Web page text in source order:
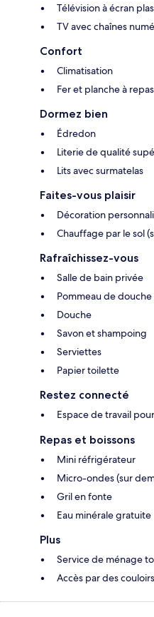
Télévision à écran
TV avec chaînes
Confort
Climatisation
Fer et planche à
Dormez bien
Édredon
Literie de qualité
Lits avec surmatelas
Faites-vous plaisir
Décoration
Chauffage par le sol
Rafraîchissez-vous
Salle de bain privée
Pommeau de
Douche
Savon et shampoing
Serviettes
Papier toilette
Restez connecté
Espace de travail
Repas et boissons
Mini réfrigérateur
Micro-ondes (sur
Gril en fonte
Eau minérale gratuite
Plus
Service de ménage
Accès par des